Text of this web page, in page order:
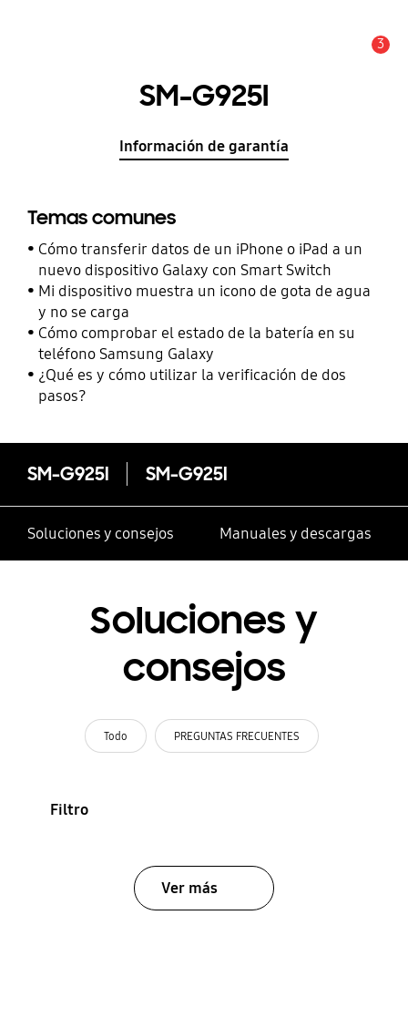
3
SM-G925I
Información de garantía
Temas comunes
Cómo transferir datos de un iPhone o iPad a un
nuevo dispositivo Galaxy con Smart Switch
Mi dispositivo muestra un icono de gota de agua
y no se carga
Cómo comprobar el estado de la batería en su
teléfono Samsung Galaxy
¿Qué es y cómo utilizar la verificación de dos
pasos?
SM-G925I SM-G925I
Soluciones y consejos Manuales y descargas
Soluciones y
consejos
Todo PREGUNTAS FRECUENTES
Filtro
Ver más